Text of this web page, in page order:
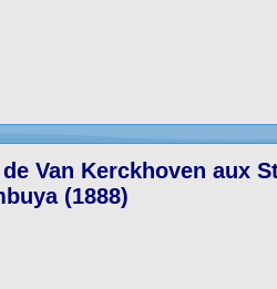
Van Kerckhoven aux
(1888)